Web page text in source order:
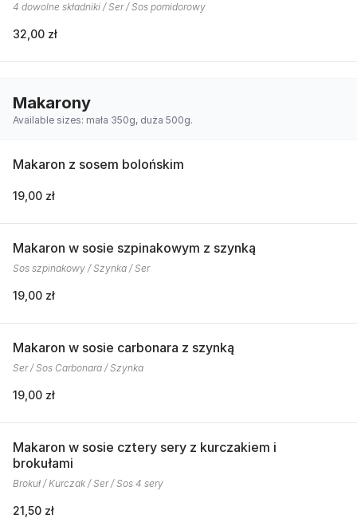
4 dowolne składniki / Ser / Sos pomidorowy
32,00 zł
Makarony
Available sizes: mała 350g, duża 500g.
Makaron z sosem bolońskim
19,00 zł
Makaron w sosie szpinakowym z szynką
Sos szpinakowy / Szynka / Ser
19,00 zł
Makaron w sosie carbonara z szynką
Ser / Sos Carbonara / Szynka
19,00 zł
Makaron w sosie cztery sery z kurczakiem i
brokułami
Brokuł / Kurczak / Ser / Sos 4 sery
21,50 zł